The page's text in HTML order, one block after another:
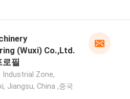
(Wuxi) Co.,Ltd.
필
Industrial Zone,
Jiangsu, China ,중국